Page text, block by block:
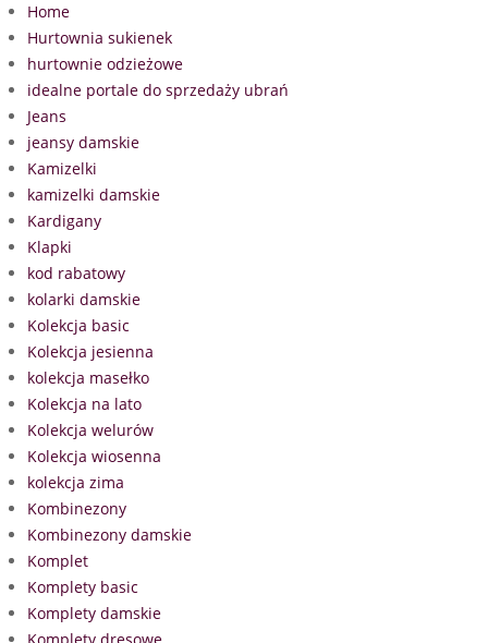
Home
Hurtownia sukienek
hurtownie odzieżowe
idealne portale do sprzedaży ubrań
Jeans
jeansy damskie
Kamizelki
kamizelki damskie
Kardigany
Klapki
kod rabatowy
kolarki damskie
Kolekcja basic
Kolekcja jesienna
kolekcja masełko
Kolekcja na lato
Kolekcja welurów
Kolekcja wiosenna
kolekcja zima
Kombinezony
Kombinezony damskie
Komplet
Komplety basic
Komplety damskie